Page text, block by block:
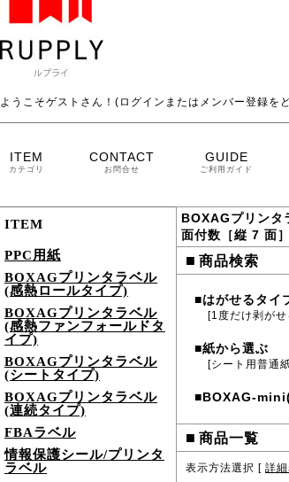
ようこそゲストさん！(ログインまたはメンバー登録を
ITEM
カテゴリ
CONTACT
お問合せ
GUIDE
ご利用ガイド
ITEM
PPC用紙
BOXAGプリンタラベル
(感熱ロールタイプ)
BOXAGプリンタラベル
(感熱ファンフォールドタ
イプ)
BOXAGプリンタラベル
(シートタイプ)
BOXAGプリンタラベル
(連続タイプ)
FBAラベル
情報保護シール/プリンタ
ラベル
BOXAGプリンタ
面付数［縦 7 面］
■ 商品検索
■はがせるタイ
[1度だけ剥が
■紙から選ぶ
[シート用普通
■BOXAG-
■ 商品一覧
表示方法選択 [ 詳